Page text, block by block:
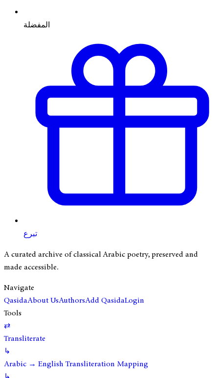
المفضلة
تبرع
A curated archive of classical Arabic poetry, preserved and
made accessible.
Navigate
QasidaAbout UsAuthorsAdd QasidaLogin
Tools
⇄
Transliterate
↳
Arabic → English Transliteration Mapping